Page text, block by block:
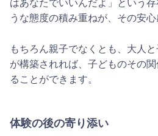
はあなたでいいんだよ」という
うな態度の積み重ねが、その安心
もちろん親子でなくとも、大人
が構築されれば、子どものその
ることができます。
体験の後の寄り添い